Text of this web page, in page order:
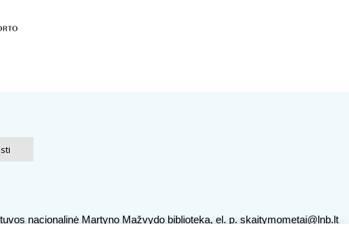
nacionalinė Martyno Mažvydo biblioteka, el. p. skaitymometai@lnb.lt